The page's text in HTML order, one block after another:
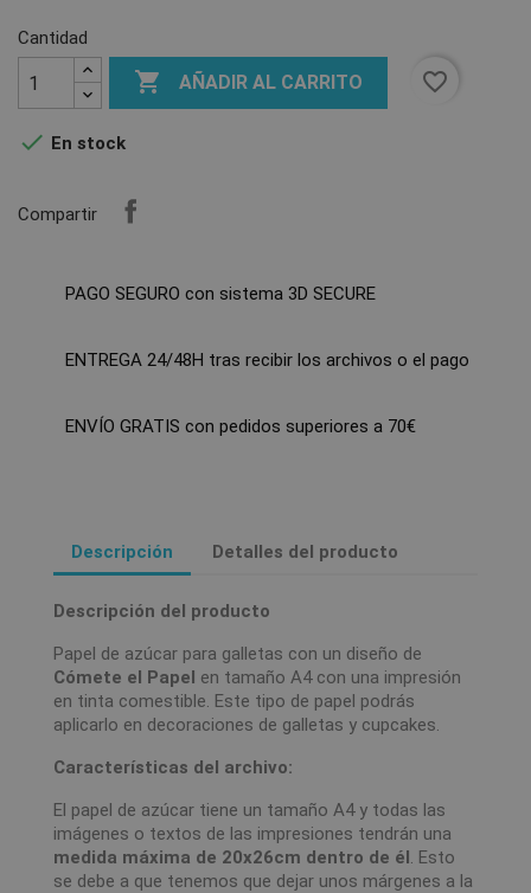
Cantidad
 AÑADIR AL CARRITO favorite_border
 En stock
Compartir
PAGO SEGURO con sistema 3D SECURE
ENTREGA 24/48H tras recibir los archivos o el pago
ENVÍO GRATIS con pedidos superiores a 70€
Descripción Detalles del producto
Descripción del producto
Papel de azúcar para galletas con un diseño de
Cómete el Papel en tamaño A4 con una impresión
en tinta comestible. Este tipo de papel podrás
aplicarlo en decoraciones de galletas y cupcakes.
Características del archivo:
El papel de azúcar tiene un tamaño A4 y todas las
imágenes o textos de las impresiones tendrán una
medida máxima de 20x26cm dentro de él. Esto
se debe a que tenemos que dejar unos márgenes a la